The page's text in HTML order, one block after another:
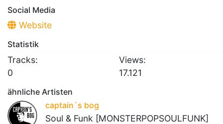
Social Media
Website
Statistik
Tracks:
0
Views:
17.121
ähnliche Artisten
captain´s bog
Soul & Funk [MONSTERPOPSOULFUNK]